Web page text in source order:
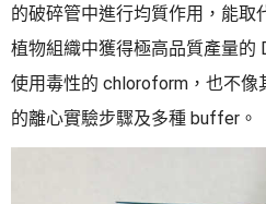
的破碎管中進行均質作用，能取
植物組織中獲得極高品質產量的
使用毒性的 chloroform，也不像
的離心實驗步驟及多種 buffer。